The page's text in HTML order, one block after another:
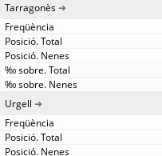
Tarragonès
Urgell